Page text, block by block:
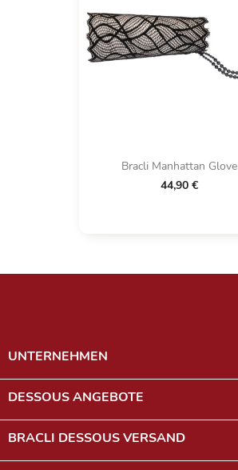
Bracli Manhattan Glove
44,90 €
UNTERNEHMEN
DESSOUS ANGEBOTE
BRACLI DESSOUS VERSAND